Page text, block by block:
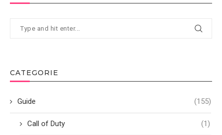
CATEGORIE
Guide (155)
Call of Duty (1)